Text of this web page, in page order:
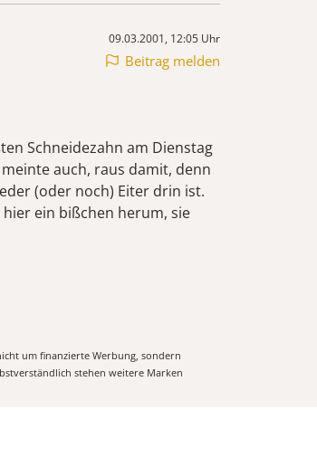
09.03.2001, 12:05 Uhr
Beitrag melden
Schneidezahn am Dienstag
auch, raus damit, denn
(oder noch) Eiter drin ist.
ein bißchen herum, sie
um finanzierte Werbung, sondern
stehen weitere Marken